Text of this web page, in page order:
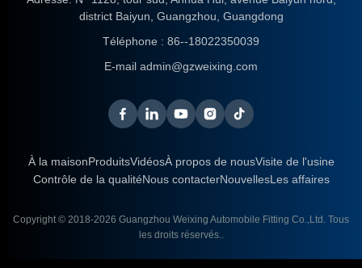
district Baiyun, Guangzhou, Guangdong
Téléphone : 86--18022350039
E-mail admin@gzweixing.com
À la maisonProduitsVidéosÀ propos de nousVisite de l'usine
Contrôle de la qualitéNous contacterNouvellesLes affaires
Copyright © 2018-2026 Guangzhou Weixing Automobile Fitting Co.,Ltd. Tous
les droits réservés..